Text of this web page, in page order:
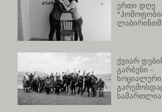
ერთი დღე
ქვიარ
გარბენი -